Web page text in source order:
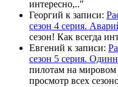
интересно,.."
Георгий к записи:
сезон 4 серия.
сезон! Как всегда
Евгений к записи:
сезон 5 серия.
пилотам на мировом
просмотр всех